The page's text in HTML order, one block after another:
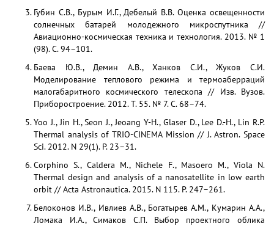
Губин С.В., Бурым И.Г., Дебелый В.В. Оценка освещенности
солнечных батарей молодежного микроспутника //
Авиационно-космическая техника и технология. 2013. № 1
(98). С. 94–101.
Баева Ю.В., Демин А.В., Ханков С.И., Жуков С.И.
Моделирование теплового режима и термоаберраций
малогабаритного космического телескопа // Изв. Вузов.
Приборостроение. 2012. Т. 55. № 7. С. 68–74.
Yoo J., Jin H., Seon J., Jeoang Y-H., Glaser D., Lee D.-H., Lin R.P.
Thermal analysis of TRIO-CINEMA Mission // J. Astron. Space
Sci. 2012. N 29(1). P. 23–31.
Corphino S., Caldera M., Nichele F., Masoero M., Viola N.
Thermal design and analysis of a nanosatellite in low earth
orbit // Acta Astronautica. 2015. N 115. P. 247–261.
Белоконов И.В., Ивлиев А.В., Богатырев А.М., Кумарин А.А.,
Ломака И.А., Симаков С.П. Выбор проектного облика